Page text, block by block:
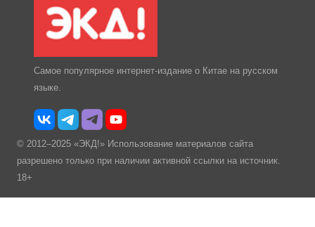
Самое популярное интернет-издание о Китае на русском
языке.
© 2012–2025 «ЭКД!» Использование материалов сайта
разрешено только при наличии активной ссылки на источник.
18+